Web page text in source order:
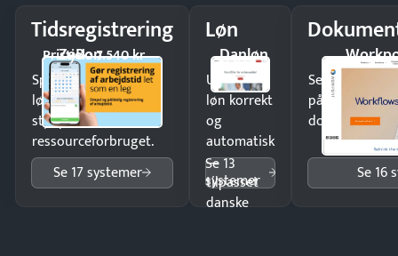
Tidsregistrering
ZeBon
Pristjek: 7.540 kr
Spar tid på
lønberegning og få
styr på
ressourceforbruget.
Se 17 systemer
Løn
Danløn
Udbetal
løn korrekt
og
automatisk
—
tilpasset
danske
Se 13
systemer
Send
på minutter
dokumenter.
Se 16